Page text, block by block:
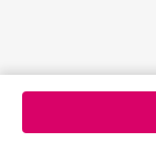
کپی برداری از محتوای